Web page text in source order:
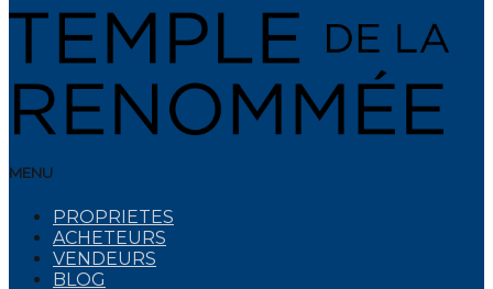
MENU
PROPRIETES
ACHETEURS
VENDEURS
BLOG